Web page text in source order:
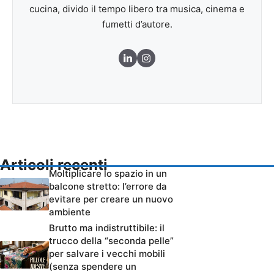
cucina, divido il tempo libero tra musica, cinema e
fumetti d’autore.
Articoli recenti
Moltiplicare lo spazio in un
balcone stretto: l’errore da
evitare per creare un nuovo
ambiente
Brutto ma indistruttibile: il
trucco della “seconda pelle”
per salvare i vecchi mobili
(senza spendere un